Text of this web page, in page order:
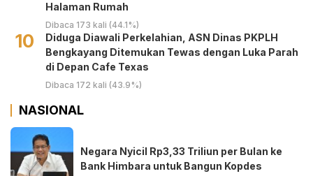
Halaman Rumah
Dibaca 173 kali (44.1%)
10
Diduga Diawali Perkelahian, ASN Dinas PKPLH
Bengkayang Ditemukan Tewas dengan Luka Parah
di Depan Cafe Texas
Dibaca 172 kali (43.9%)
NASIONAL
Negara Nyicil Rp3,33 Triliun per Bulan ke
Bank Himbara untuk Bangun Kopdes